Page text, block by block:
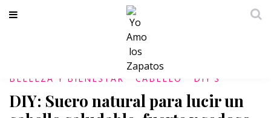
BELLEZA Y BIENESTAR CABELLO DIY'S
DIY: Suero natural para lucir un